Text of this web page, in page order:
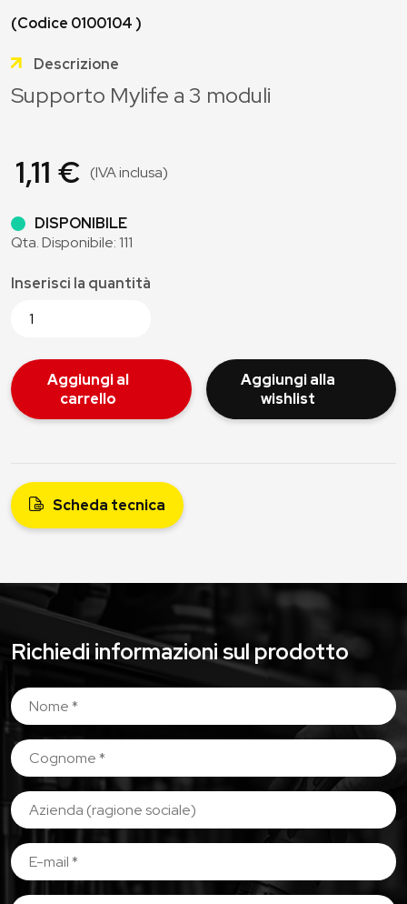
(Codice 0100104 )
Descrizione
Supporto Mylife a 3 moduli
1,11 € (IVA inclusa)
DISPONIBILE
Qta. Disponibile: 111
Inserisci la quantità
Aggiungi al
carrello
Aggiungi alla
wishlist
Scheda tecnica
Richiedi informazioni sul prodotto